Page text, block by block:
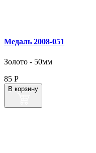
Медаль 2008‑051
Золото - 50мм
85 Р
В корзину